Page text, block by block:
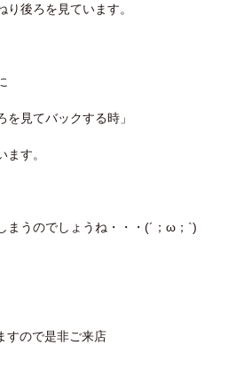
後ろを見ています。
を見てバックする時」
す。
まうのでしょうね・・・(´；ω；`)
すので是非ご来店